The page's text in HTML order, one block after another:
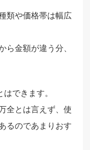
類や価格帯は幅広
ら金額が違う分、
できます。
全とは言えず、使
るのであまりおす